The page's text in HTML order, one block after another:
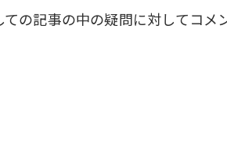
の記事の中の疑問に対してコメ